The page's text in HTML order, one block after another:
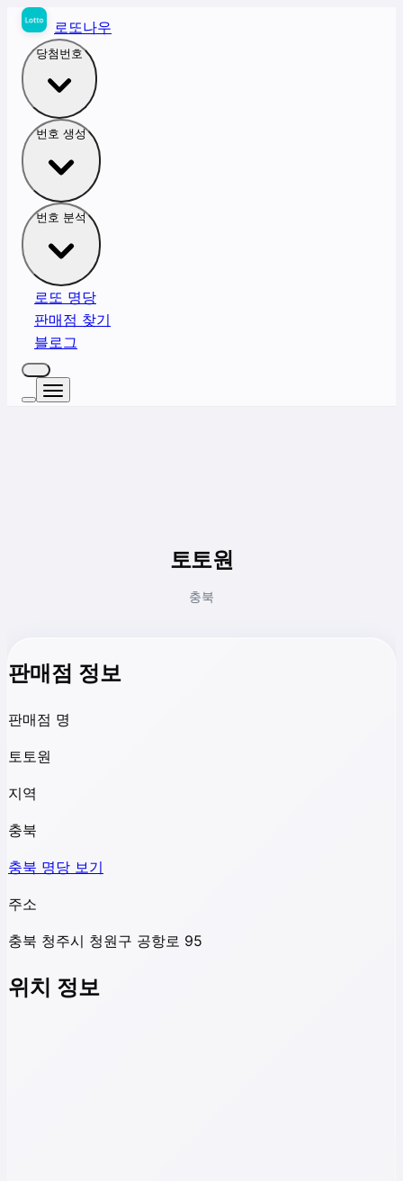
로또나우
당첨번호
번호 생성
번호 분석
로또 명당
판매점 찾기
블로그
토토원
충북
판매점 정보
판매점 명
토토원
지역
충북
충북 명당 보기
주소
충북 청주시 청원구 공항로 95
위치 정보